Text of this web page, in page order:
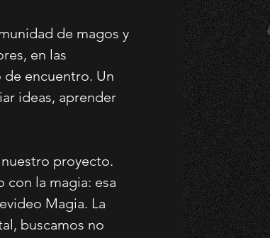
de magos y
en las
de encuentro. Un
ideas, aprender
proyecto.
con la magia: esa
Magia. La
buscamos no